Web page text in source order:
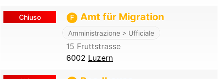
Chiuso F Amt für Migration
Amministrazione > Ufficiale
15 Fruttstrasse
6002 Luzern